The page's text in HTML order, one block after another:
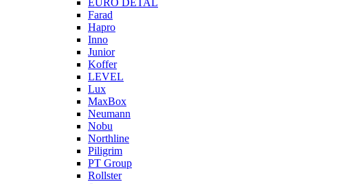
EURO DETAL
Farad
Hapro
Inno
Junior
Koffer
LEVEL
Lux
MaxBox
Neumann
Nobu
Northline
Piligrim
PT Group
Rollster